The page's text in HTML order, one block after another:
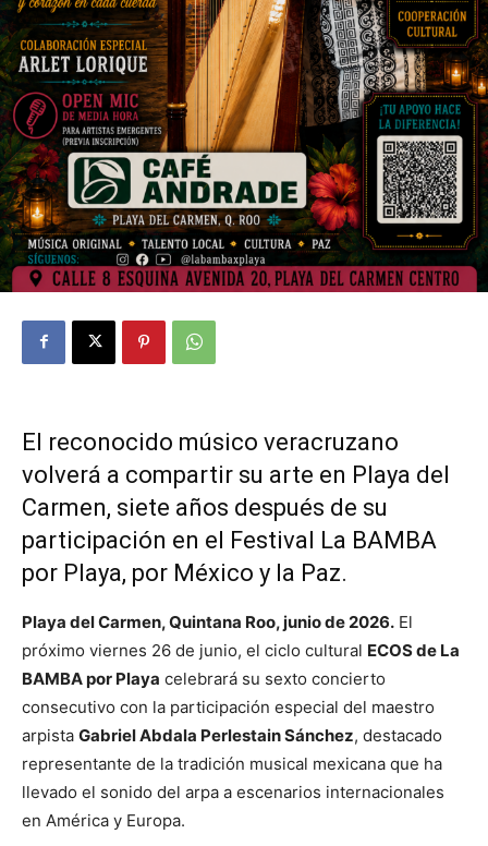
El reconocido músico veracruzano
volverá a compartir su arte en Playa del
Carmen, siete años después de su
participación en el Festival La BAMBA
por Playa, por México y la Paz.
Playa del Carmen, Quintana Roo, junio de 2026. El
próximo viernes 26 de junio, el ciclo cultural ECOS de La
BAMBA por Playa celebrará su sexto concierto
consecutivo con la participación especial del maestro
arpista Gabriel Abdala Perlestain Sánchez, destacado
representante de la tradición musical mexicana que ha
llevado el sonido del arpa a escenarios internacionales
en América y Europa.